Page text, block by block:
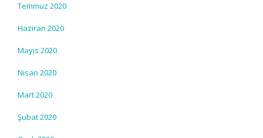
Temmuz 2020
Haziran 2020
Mayıs 2020
Nisan 2020
Mart 2020
Şubat 2020